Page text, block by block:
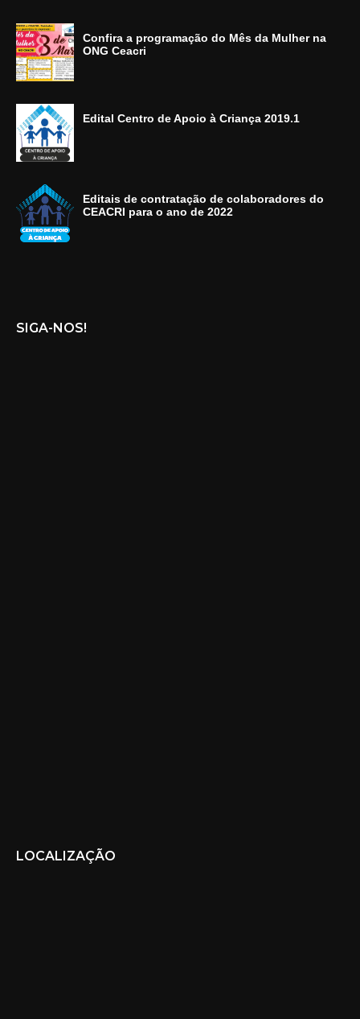
Confira a programação do Mês da Mulher na
ONG Ceacri
Edital Centro de Apoio à Criança 2019.1
Editais de contratação de colaboradores do
CEACRI para o ano de 2022
SIGA-NOS!
LOCALIZAÇÃO